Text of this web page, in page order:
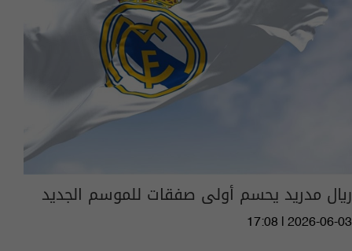
ريال مدريد يحسم أولى صفقات للموسم الجديد
17:08 | 2026-06-03